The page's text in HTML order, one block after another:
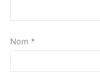
Nom *